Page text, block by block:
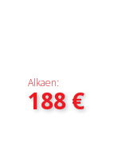
Alkaen:
188€